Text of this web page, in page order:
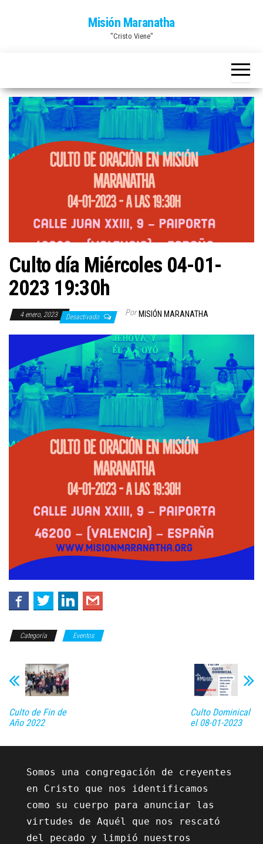
Misión Maranatha
"Cristo Viene"
Culto día Miércoles 04-01-
2023 19:30h
4 enero, 2023 Desactivado Por MISIÓN MARANATHA
Categoría Eventos
Culto de Fin de
Año 2022
Culto Dominical
el 08-01-2023
Somos una congregación de creyentes
en Cristo que nos identificamos
como su cuerpo para anunciar las
virtudes de Aquél que nos rescató
del pecado y limpió nuestros